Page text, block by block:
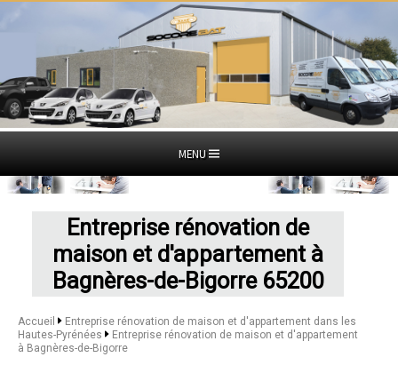
MENU
Entreprise rénovation de
maison et d'appartement à
Bagnères-de-Bigorre 65200
Accueil
Entreprise rénovation de maison et d'appartement dans les
Hautes-Pyrénées
Entreprise rénovation de maison et d'appartement
à Bagnères-de-Bigorre